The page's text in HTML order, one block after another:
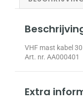
VHF mast kabel
Art. nr. AA000401
Extra